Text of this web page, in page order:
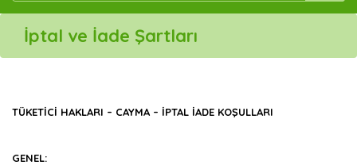
İptal ve İade Şartları
TÜKETİCİ HAKLARI – CAYMA – İPTAL İADE KOŞULLARI
GENEL: